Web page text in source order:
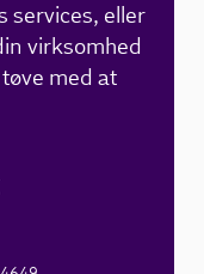
services, eller
virksomhed
med at